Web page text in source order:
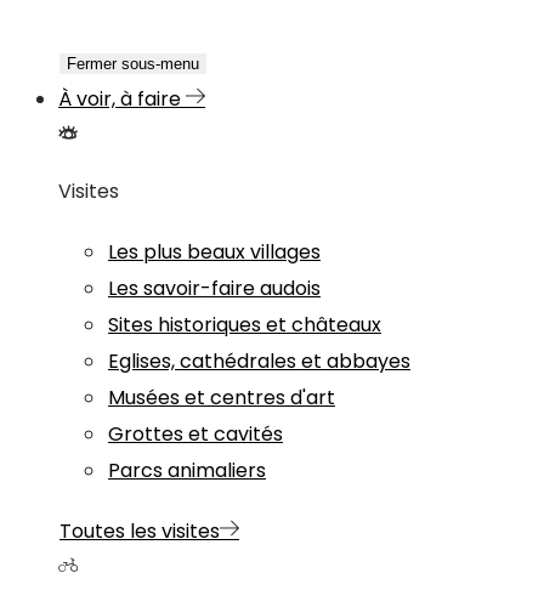
Fermer sous-menu
À voir, à faire
Visites
Les plus beaux villages
Les savoir-faire audois
Sites historiques et châteaux
Eglises, cathédrales et abbayes
Musées et centres d'art
Grottes et cavités
Parcs animaliers
Toutes les visites